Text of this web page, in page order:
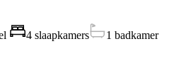
4 slaapkamers 1 badkamer